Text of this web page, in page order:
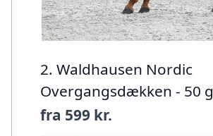
2. Waldhausen Nordic
Overgangsdækken - 50 g
fra 599 kr.